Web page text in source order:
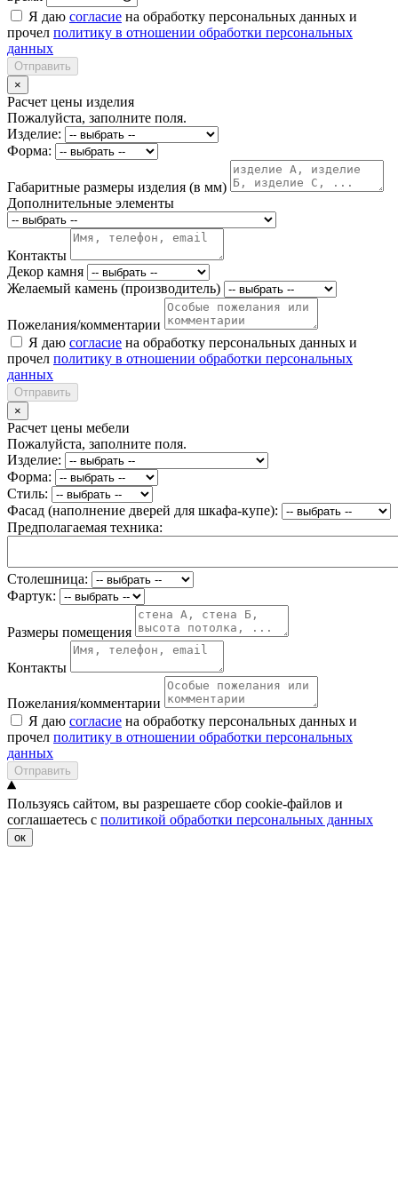
Я даю согласие на обработку персональных данных и
прочел политику в отношении обработки персональных
данных
Отправить
×
Расчет цены изделия
Пожалуйста, заполните поля.
Изделие:
Форма:
Габаритные размеры изделия (в мм)
Дополнительные элементы
Контакты
Декор камня
Желаемый камень (производитель)
Пожелания/комментарии
Я даю согласие на обработку персональных данных и
прочел политику в отношении обработки персональных
данных
Отправить
×
Расчет цены мебели
Пожалуйста, заполните поля.
Изделие:
Форма:
Стиль:
Фасад (наполнение дверей для шкафа-купе):
Предполагаемая техника:
Столешница:
Фартук:
Размеры помещения
Контакты
Пожелания/комментарии
Я даю согласие на обработку персональных данных и
прочел политику в отношении обработки персональных
данных
Отправить
Пользуясь сайтом, вы разрешаете сбор cookie-файлов и
соглашаетесь с политикой обработки персональных данных
ок